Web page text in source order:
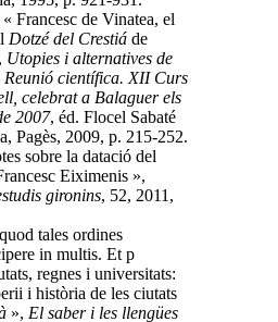
Francesc de Vinatea, el
Dotzé del Crestiá de
Utopies i alternatives de
científica. XII Curs
celebrat a Balaguer els
2007, éd. Flocel Sabaté
Pagès, 2009, p. 215-252.
sobre la datació del
Eiximenis »,
gironins, 52, 2011,
tales ordines
in multis. Et p
regnes i universitats:
i història de les ciutats
», El saber i les llengües